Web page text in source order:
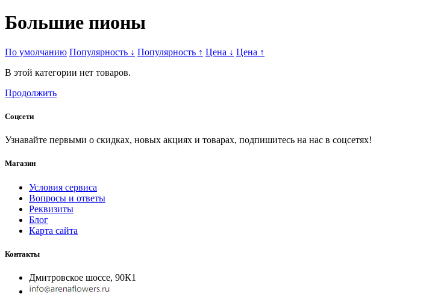
Большие пионы
По умолчанию Популярность ↓ Популярность ↑ Цена ↓ Цена ↑
В этой категории нет товаров.
Продолжить
Соцсети
Узнавайте первыми о скидках, новых акциях и товарах, подпишитесь на нас в соцсетях!
Магазин
Условия сервиса
Вопросы и ответы
Реквизиты
Блог
Карта сайта
Контакты
Дмитровское шоссе, 90К1